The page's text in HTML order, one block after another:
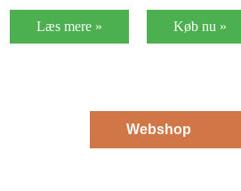
Læs mere » Køb nu »
Webshop